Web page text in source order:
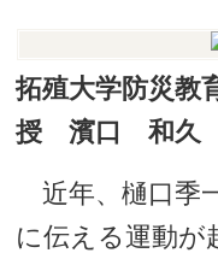
拓殖大学防災教
授 濱口 和久
近年、樋口季
に伝える運動が